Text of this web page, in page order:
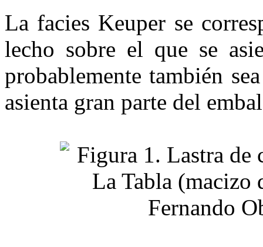
La facies Keuper se
lecho sobre el que se
probablemente también
asienta gran parte del